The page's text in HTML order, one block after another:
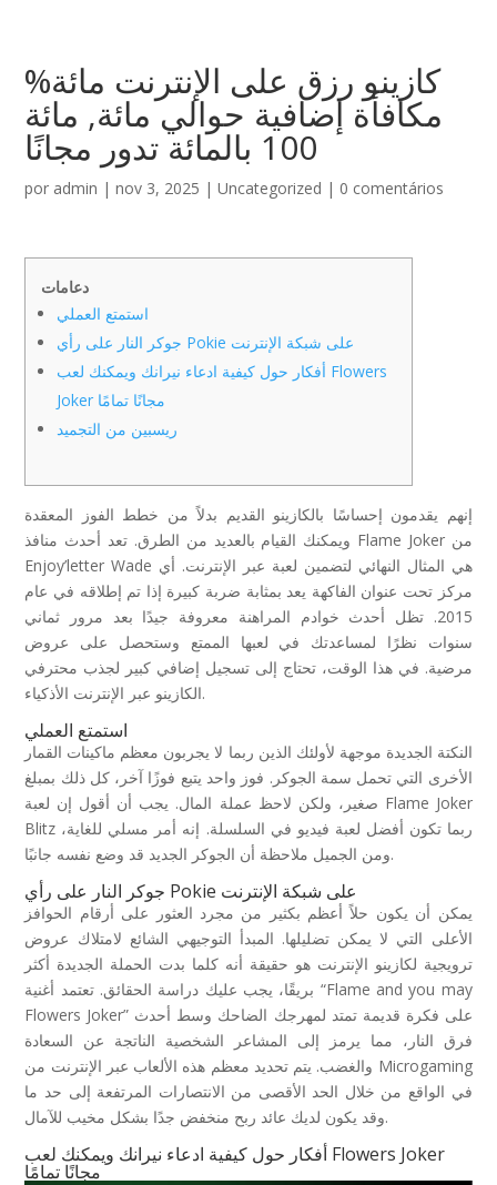
كازينو رزق على الإنترنت مائة%
مكافأة إضافية حوالي مائة, مائة
100 بالمائة تدور مجانًا
por admin |nov 3, 2025 |Uncategorized | 0 comentários
دعامات
استمتع العملي
جوكر النار على رأي Pokie على شبكة الإنترنت
أفكار حول كيفية ادعاء نيرانك ويمكنك لعب Flowers
Joker مجانًا تمامًا
ريسبين من التجميد
إنهم يقدمون إحساسًا بالكازينو القديم بدلاً من خطط الفوز المعقدة
ويمكنك القيام بالعديد من الطرق. تعد أحدث منافذ Flame Joker من
Enjoy’letter Wade هي المثال النهائي لتضمين لعبة عبر الإنترنت. أي
مركز تحت عنوان الفاكهة يعد بمثابة ضربة كبيرة إذا تم إطلاقه في عام
2015. تظل أحدث خوادم المراهنة معروفة جيدًا بعد مرور ثماني
سنوات نظرًا لمساعدتك في لعبها الممتع وستحصل على عروض
مرضية. في هذا الوقت، تحتاج إلى تسجيل إضافي كبير لجذب محترفي
الكازينو عبر الإنترنت الأذكياء.
استمتع العملي
النكتة الجديدة موجهة لأولئك الذين ربما لا يجربون معظم ماكينات القمار
الأخرى التي تحمل سمة الجوكر. فوز واحد يتبع فوزًا آخر، كل ذلك بمبلغ
صغير، ولكن لاحظ عملة المال. يجب أن أقول إن لعبة Flame Joker
Blitz ربما تكون أفضل لعبة فيديو في السلسلة. إنه أمر مسلي للغاية،
ومن الجميل ملاحظة أن الجوكر الجديد قد وضع نفسه جانبًا.
جوكر النار على رأي Pokie على شبكة الإنترنت
يمكن أن يكون حلاً أعظم بكثير من مجرد العثور على أرقام الحوافز
الأعلى التي لا يمكن تضليلها. المبدأ التوجيهي الشائع لامتلاك عروض
ترويجية لكازينو الإنترنت هو حقيقة أنه كلما بدت الحملة الجديدة أكثر
بريقًا، يجب عليك دراسة الحقائق. تعتمد أغنية “Flame and you may
Flowers Joker” على فكرة قديمة تمتد لمهرجك الضاحك وسط أحدث
فرق النار، مما يرمز إلى المشاعر الشخصية الناتجة عن السعادة
والغضب. يتم تحديد معظم هذه الألعاب عبر الإنترنت من Microgaming
في الواقع من خلال الحد الأقصى من الانتصارات المرتفعة إلى حد ما
وقد يكون لديك عائد ربح منخفض جدًا بشكل مخيب للآمال.
أفكار حول كيفية ادعاء نيرانك ويمكنك لعب Flowers Joker
مجانًا تمامًا